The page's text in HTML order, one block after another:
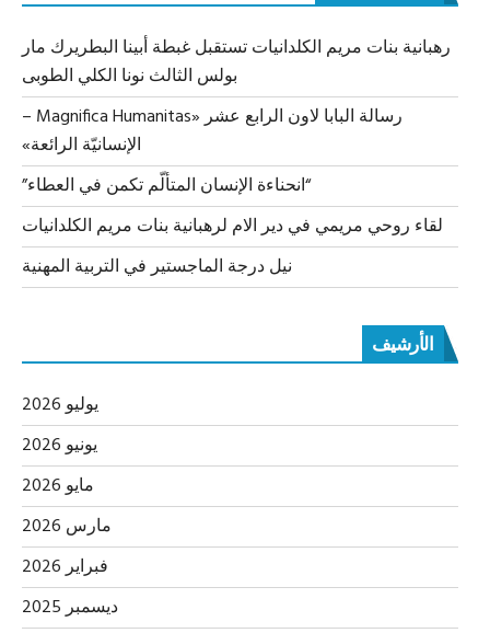
رهبانية بنات مريم الكلدانيات تستقبل غبطة أبينا البطريرك مار
بولس الثالث نونا الكلي الطوبى
رسالة البابا لاون الرابع عشر «Magnifica Humanitas –
الإنسانيّة الرائعة»
“انحناءة الإنسان المتألّم تكمن في العطاء”
لقاء روحي مريمي في دير الام لرهبانية بنات مريم الكلدانيات
نيل درجة الماجستير في التربية المهنية
الأرشيف
يوليو 2026
يونيو 2026
مايو 2026
مارس 2026
فبراير 2026
ديسمبر 2025